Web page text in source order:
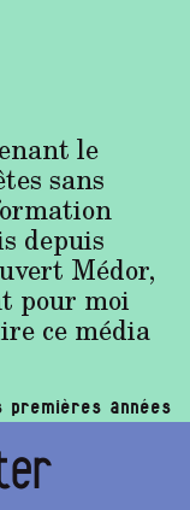
le
sans
depuis
Médor,
pour moi
ce média
premières années